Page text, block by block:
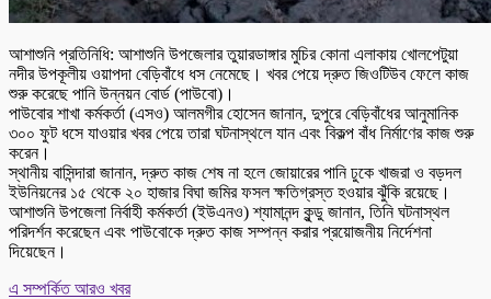
আশাশুনি প্রতিনিধি: আশাশুনি উপজেলার তুয়ারডাঙ্গার মুচির কোনা এলাকায় খোলপেটুয়া
নদীর উপকূলীয় ওয়াপদা বেড়িবাঁধে ধস নেমেছে। খবর পেয়ে দ্রুত জিওটিউব ফেলে কাজ
শুরু করেছে পানি উন্নয়ন বোর্ড (পাউবো)।
পাউবোর শাখা কর্মকর্তা (এসও) আলমগীর হোসেন জানান, দুপুরে বেড়িবাঁধের আনুমানিক
৩০০ ফুট ধসে যাওয়ার খবর পেয়ে তারা ঘটনাস্থলে যান এবং বিকল্প বাঁধ নির্মাণের কাজ শুরু
করেন।
স্থানীয় বাসিন্দারা জানান, দ্রুত কাজ শেষ না হলে জোয়ারের পানি ঢুকে খাজরা ও বড়দল
ইউনিয়নের ১৫ থেকে ২০ হাজার বিঘা জমির ফসল ক্ষতিগ্রস্ত হওয়ার ঝুঁকি রয়েছে।
আশাশুনি উপজেলা নির্বাহী কর্মকর্তা (ইউএনও) শ্যামানন্দ কুন্ডু জানান, তিনি ঘটনাস্থল
পরিদর্শন করেছেন এবং পাউবোকে দ্রুত কাজ সম্পন্ন করার প্রয়োজনীয় নির্দেশনা
দিয়েছেন।
এ সম্পর্কিত আরও খবর